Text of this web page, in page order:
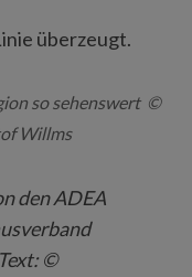
überzeugt.
so sehenswert ©
Willms
den ADEA
©